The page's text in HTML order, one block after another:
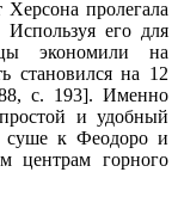
Херсона пролегала
Используя его для
экономили на
становился на 12
с. 193]. Именно
и удобный
к Феодоро и
центрам горного